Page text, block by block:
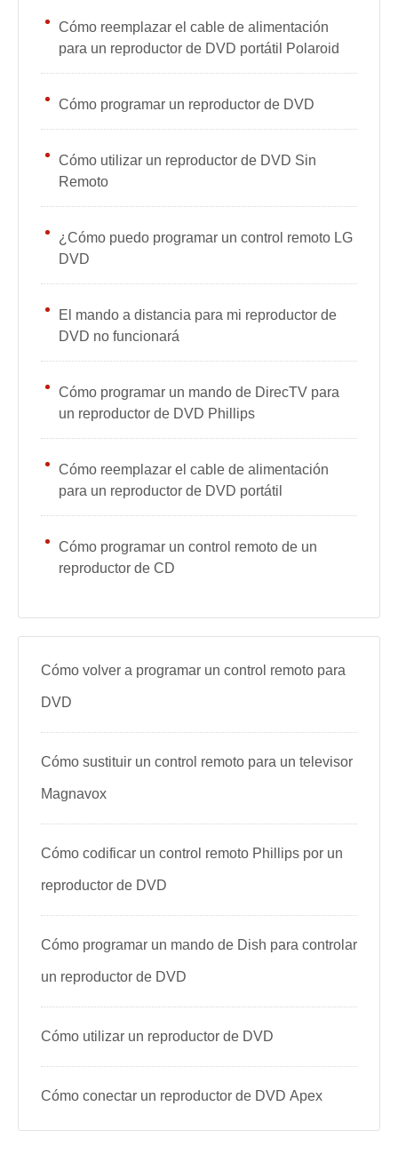
Cómo reemplazar el cable de alimentación
para un reproductor de DVD portátil Polaroid
Cómo programar un reproductor de DVD
Cómo utilizar un reproductor de DVD Sin
Remoto
¿Cómo puedo programar un control remoto LG
DVD
El mando a distancia para mi reproductor de
DVD no funcionará
Cómo programar un mando de DirecTV para
un reproductor de DVD Phillips
Cómo reemplazar el cable de alimentación
para un reproductor de DVD portátil
Cómo programar un control remoto de un
reproductor de CD
Cómo volver a programar un control remoto para
DVD
Cómo sustituir un control remoto para un televisor
Magnavox
Cómo codificar un control remoto Phillips por un
reproductor de DVD
Cómo programar un mando de Dish para controlar
un reproductor de DVD
Cómo utilizar un reproductor de DVD
Cómo conectar un reproductor de DVD Apex